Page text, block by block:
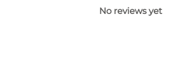
No reviews yet